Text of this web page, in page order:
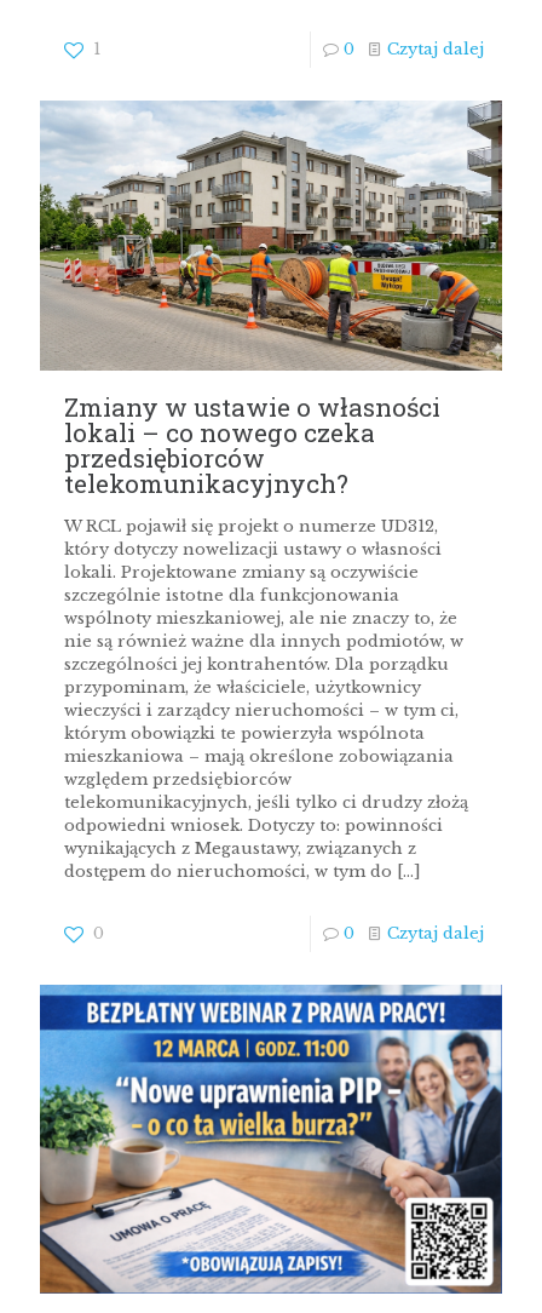
1 0 Czytaj dalej
Zmiany w ustawie o własności
lokali – co nowego czeka
przedsiębiorców
telekomunikacyjnych?
W RCL pojawił się projekt o numerze UD312,
który dotyczy nowelizacji ustawy o własności
lokali. Projektowane zmiany są oczywiście
szczególnie istotne dla funkcjonowania
wspólnoty mieszkaniowej, ale nie znaczy to, że
nie są również ważne dla innych podmiotów, w
szczególności jej kontrahentów. Dla porządku
przypominam, że właściciele, użytkownicy
wieczyści i zarządcy nieruchomości – w tym ci,
którym obowiązki te powierzyła wspólnota
mieszkaniowa – mają określone zobowiązania
względem przedsiębiorców
telekomunikacyjnych, jeśli tylko ci drudzy złożą
odpowiedni wniosek. Dotyczy to: powinności
wynikających z Megaustawy, związanych z
dostępem do nieruchomości, w tym do […]
0 0 Czytaj dalej